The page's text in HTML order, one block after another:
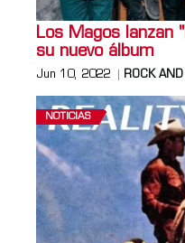
Los Magos lanzan
su nuevo álbum
Jun 10, 2022 ROCK
NOTICIAS